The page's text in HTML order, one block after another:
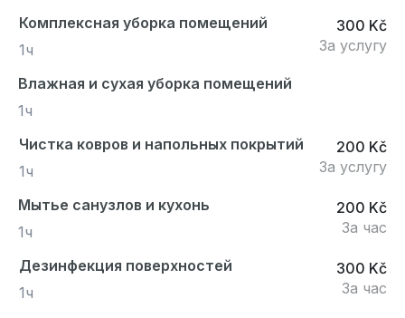
Комплексная уборка помещений
1ч
300 Kč
За услугу
Влажная и сухая уборка помещений
1ч
Чистка ковров и напольных покрытий
1ч
200 Kč
За услугу
Мытье санузлов и кухонь
1ч
200 Kč
За час
Дезинфекция поверхностей
1ч
300 Kč
За час